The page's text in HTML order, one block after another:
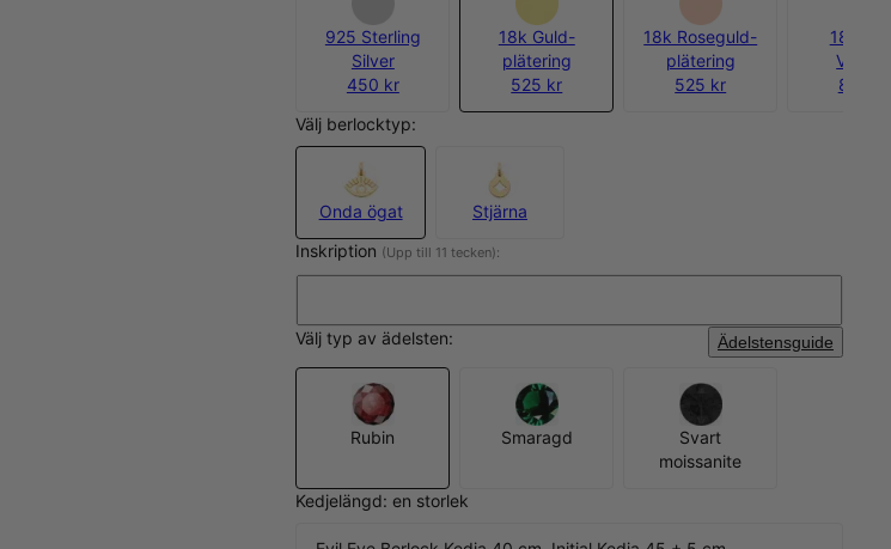
925 Sterling
Silver
450 kr
18k Guld-
plätering
525 kr
18k Roseguld-
plätering
525 kr
18k
800 kr
Välj berlocktyp:
Onda ögat
Stjärna
Inskription (Upp till 11 tecken):
Välj typ av ädelsten: Ädelstensguide
Rubin Smaragd
Svart
moissanite
Kedjelängd: en storlek